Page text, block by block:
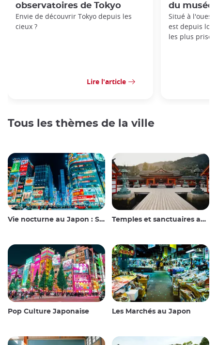
observatoires de Tokyo
Envie de découvrir Tokyo depuis les
cieux ?
Lire l'article
du musée
Situé à
est depuis
les plus
Tous les thèmes de la ville
Vie nocturne au Japon : Sortir, voir et boire Temples et sanctuaires au Japon
Pop Culture Japonaise Les Marchés au Japon